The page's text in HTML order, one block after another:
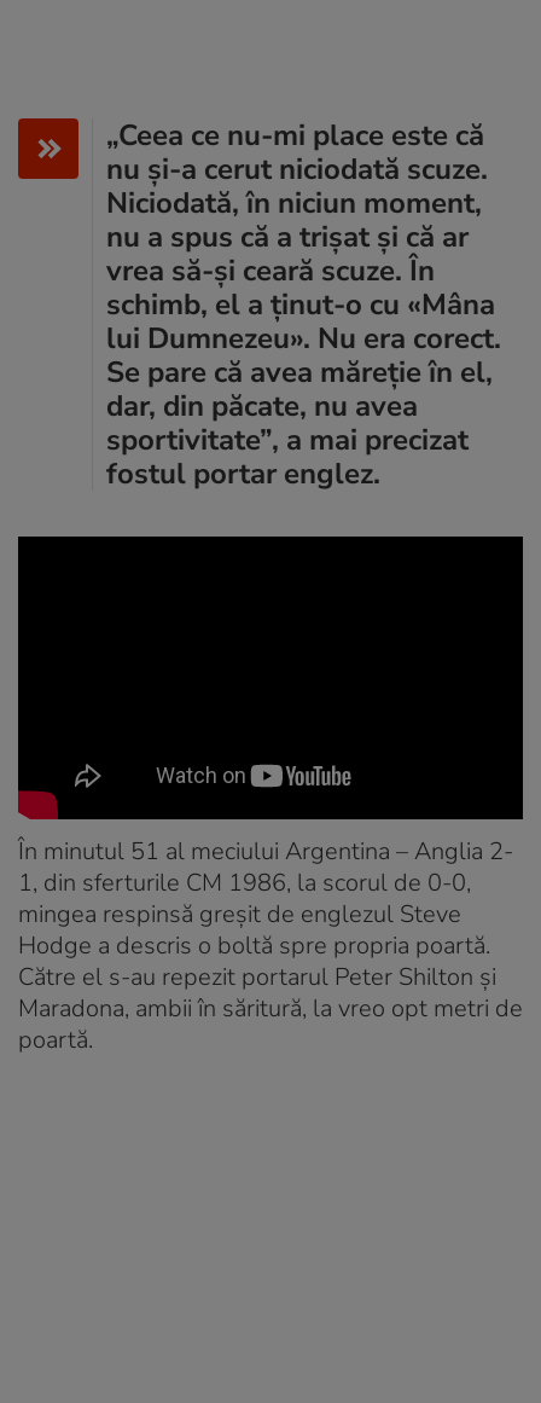
„Ceea ce nu-mi place este că
nu şi-a cerut niciodată scuze.
Niciodată, în niciun moment,
nu a spus că a trişat şi că ar
vrea să-şi ceară scuze. În
schimb, el a ţinut-o cu «Mâna
lui Dumnezeu». Nu era corect.
Se pare că avea măreţie în el,
dar, din păcate, nu avea
sportivitate”, a mai precizat
fostul portar englez.
În minutul 51 al meciului Argentina – Anglia 2-
1, din sferturile CM 1986, la scorul de 0-0,
mingea respinsă greşit de englezul Steve
Hodge a descris o boltă spre propria poartă.
Către el s-au repezit portarul Peter Shilton şi
Maradona, ambii în săritură, la vreo opt metri de
poartă.